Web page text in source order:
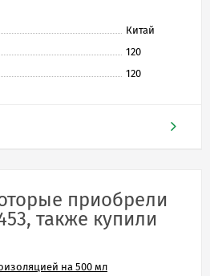
Китай
120
120
приобрели
также купили
на 500 мл